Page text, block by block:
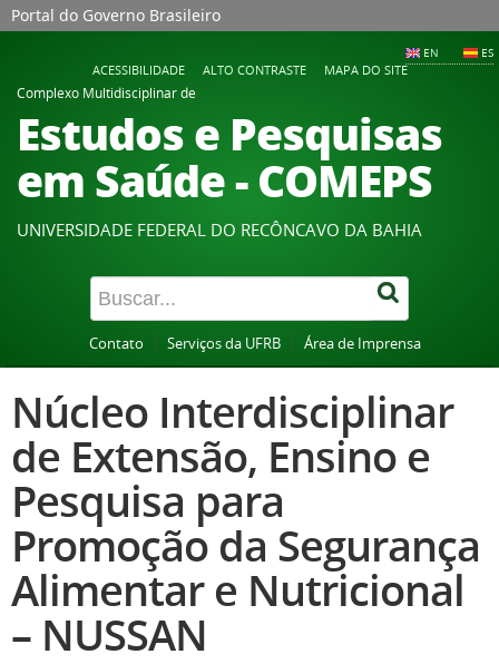
Portal do Governo Brasileiro
EN ES
ACESSIBILIDADE ALTO CONTRASTE
MAPA DO SITE
Complexo Multidisciplinar de
Estudos e Pesquisas
em Saúde - COMEPS
UNIVERSIDADE FEDERAL DO RECÔNCAVO DA BAHIA
Contato Serviços da UFRB Área de Imprensa
Núcleo Interdisciplinar
de Extensão, Ensino e
Pesquisa para
Promoção da Segurança
Alimentar e Nutricional
– NUSSAN